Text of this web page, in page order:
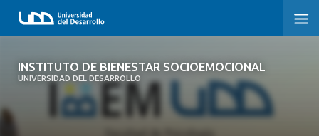
INSTITUTO DE BIENESTAR SOCIOEMOCIONAL
UNIVERSIDAD DEL DESARROLLO
INSTITUTO DE BIENESTAR
SOCIOEMOCIONAL